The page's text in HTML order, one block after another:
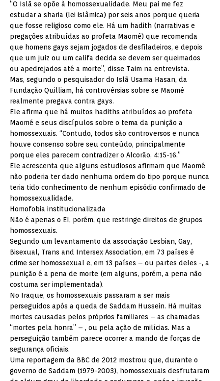
“O Islã se opõe à homossexualidade. Meu pai me fez
estudar a sharia (lei islâmica) por seis anos porque queria
que fosse religioso como ele. Há um hadith (narrativas e
pregações atribuídas ao profeta Maomé) que recomenda
que homens gays sejam jogados de desfiladeiros, e depois
que um juiz ou um califa decida se devem ser queimados
ou apedrejados até a morte”, disse Taim na entrevista.
Mas, segundo o pesquisador do Islã Usama Hasan, da
Fundação Quilliam, há controvérsias sobre se Maomé
realmente pregava contra gays.
Ele afirma que há muitos hadiths atribuídos ao profeta
Maomé e seus discípulos sobre o tema da punição a
homossexuais. “Contudo, todos são controversos e nunca
houve consenso sobre seu conteúdo, principalmente
porque eles parecem contradizer o Alcorão, 4:15-16.”
Ele acrescenta que alguns estudiosos afirmam que Maomé
não poderia ter dado nenhuma ordem do tipo porque nunca
teria tido conhecimento de nenhum episódio confirmado de
homossexualidade.
Homofobia institucionalizada
Não é apenas o EI, porém, que restringe direitos de grupos
homossexuais.
Segundo um levantamento da associação Lesbian, Gay,
Bisexual, Trans and Intersex Association, em 73 países é
crime ser homossexual e, em 13 países – ou partes deles -, a
punição é a pena de morte (em alguns, porém, a pena não
costuma ser implementada).
No Iraque, os homossexuais passaram a ser mais
perseguidos após a queda de Saddam Hussein. Há muitas
mortes causadas pelos próprios familiares – as chamadas
“mortes pela honra” – , ou pela ação de milícias. Mas a
perseguição também parece ocorrer a mando de forças de
segurança oficiais.
Uma reportagem da BBC de 2012 mostrou que, durante o
governo de Saddam (1979-2003), homossexuais desfrutaram